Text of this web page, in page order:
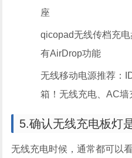
座
qicopad无线传档充
有AirDrop功能
无线移动电源推荐：
箱！无线充电、AC墙
5.确认无线充电板灯
无线充电时候，通常都可以